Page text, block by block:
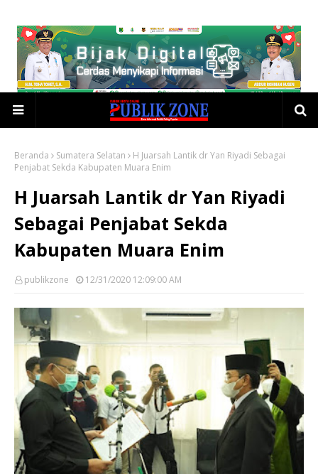
Beranda Sumatera Selatan
H Juarsah Lantik dr Yan Riyadi Sebagai
Penjabat Sekda Kabupaten Muara Enim
H Juarsah Lantik dr Yan Riyadi
Sebagai Penjabat Sekda
Kabupaten Muara Enim
publikzone 12/31/2020 12:09:00 AM